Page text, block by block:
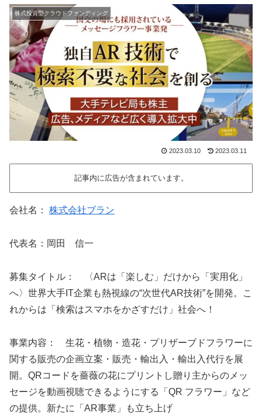
株式投資型クラウドファンディング
2023.03.10 2023.03.11
記事内に広告が含まれています。
会社名： 株式会社ブラン
代表名：岡田 信一
募集タイトル： 〈ARは「楽しむ」だけから「実用化」
へ〉世界大手IT企業も熱視線の“次世代AR技術”を開発。こ
れからは「検索はスマホをかざすだけ」社会へ！
事業内容： 生花・植物・造花・プリザーブドフラワーに
関する販売の企画立案・販売・輸出入・輸出入代行を展
開。QRコードを薔薇の花にプリントし贈り主からのメッ
セージを動画視聴できるようにする「QR フラワー」など
の提供。新たに「AR事業」も立ち上げ